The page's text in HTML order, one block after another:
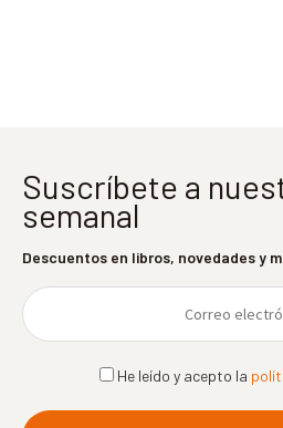
Suscríbete a
semanal
Descuentos en libros, novedades y
He leído y acepto la